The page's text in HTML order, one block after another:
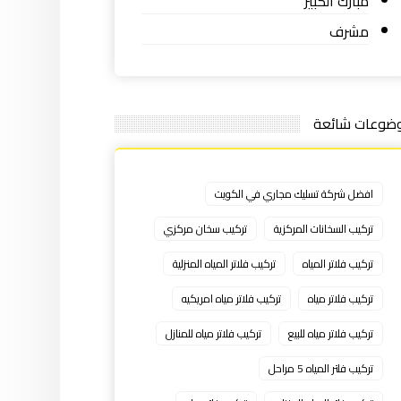
مشرف
شائعة
افضل شركة تسليك مجاري في الكويت
تركيب السخانات المركزية
تركيب سخان مركزي
تركيب فلاتر المياه
تركيب فلاتر المياه المنزلية
تركيب فلاتر مياه
تركيب فلاتر مياه امريكيه
تركيب فلاتر مياه للبيع
تركيب فلاتر مياه للمنازل
تركيب فلتر المياه 5 مراحل